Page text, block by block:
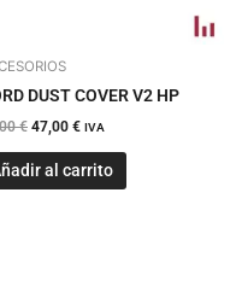
DUST COVER V2 HP
€ 47,00 € IVA
al carrito